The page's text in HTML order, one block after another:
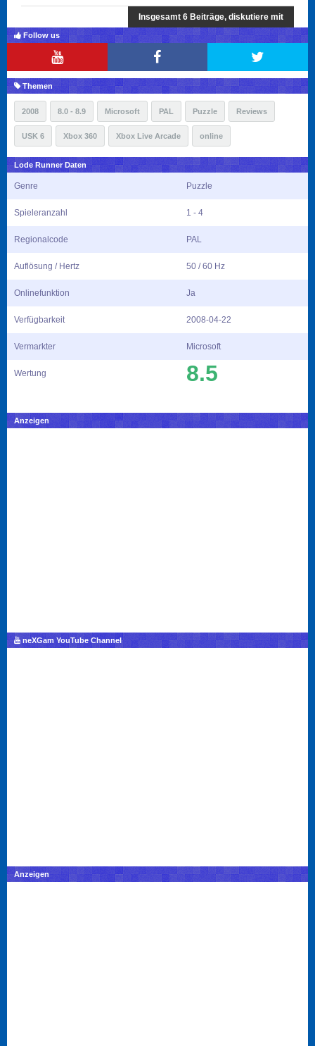
Insgesamt 6 Beiträge, diskutiere mit
Follow us
Themen
2008 8.0 - 8.9 Microsoft PAL Puzzle Reviews
USK 6 Xbox 360 Xbox Live Arcade online
Lode Runner Daten
Genre Puzzle
Spieleranzahl 1 - 4
Regionalcode PAL
Auflösung / Hertz 50 / 60 Hz
Onlinefunktion Ja
Verfügbarkeit 2008-04-22
Vermarkter Microsoft
Wertung 8.5
Anzeigen
neXGam YouTube Channel
Anzeigen